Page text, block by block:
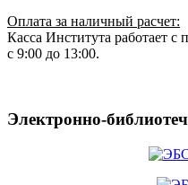
Оплата за наличный расчет:
Касса Института работает с
с 9:00 до 13:00.
Электронно-